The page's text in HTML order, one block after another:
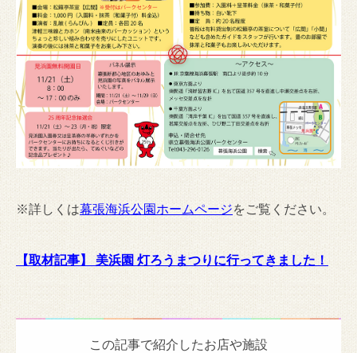
※詳しくは幕張海浜公園ホームページをご覧ください。
【取材記事】 美浜園 灯ろうまつりに行ってきました！
この記事で紹介したお店や施設